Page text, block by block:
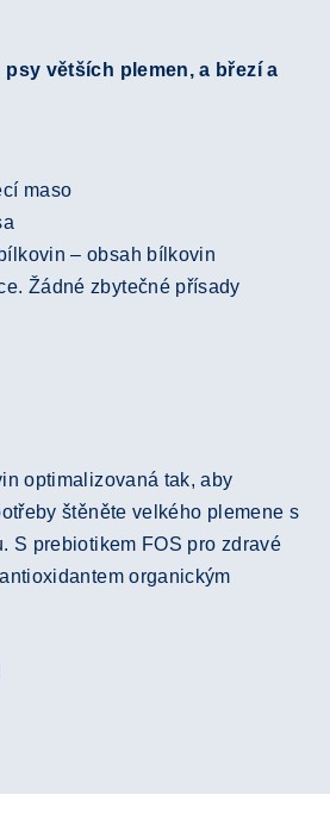
psy větších plemen, a březí a
maso
– obsah bílkovin
Žádné zbytečné přísady
optimalizovaná tak, aby
štěněte velkého plemene s
S prebiotikem FOS pro zdravé
organickým